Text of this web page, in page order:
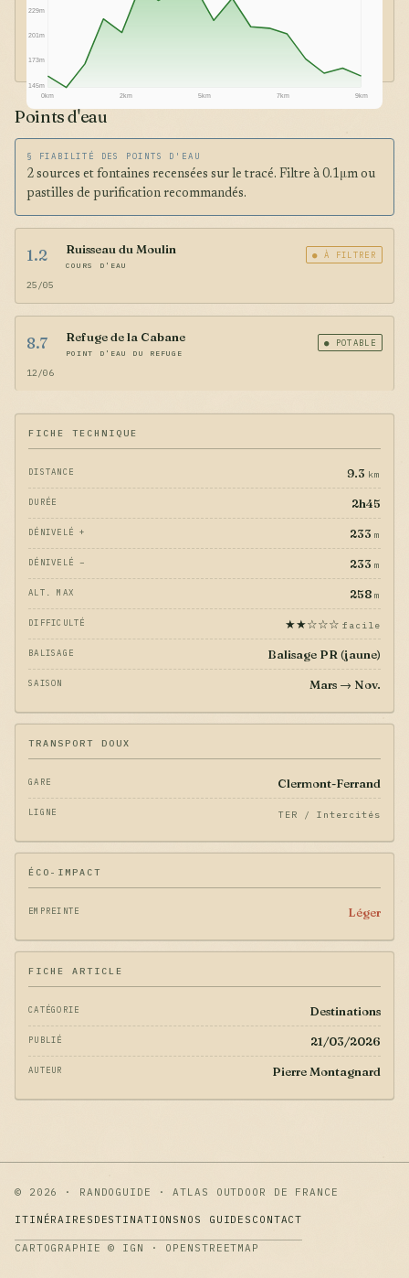
145m
173m
201m
229m
0km 2km 5km 7km 9km
Points d'eau
§ FIABILITÉ DES POINTS D'EAU
2 sources et fontaines recensées sur le tracé. Filtre à 0.1μm ou
pastilles de purification recommandés.
1.2 Ruisseau du Moulin
COURS D'EAU
● À FILTRER
25/05
8.7 Refuge de la Cabane
POINT D'EAU DU REFUGE
● POTABLE
12/06
FICHE TECHNIQUE
DISTANCE 9.3 km
DURÉE 2h45
DÉNIVELÉ + 233 m
DÉNIVELÉ − 233 m
ALT. MAX 258 m
DIFFICULTÉ ★★☆☆☆ facile
BALISAGE Balisage PR (jaune)
SAISON Mars → Nov.
TRANSPORT DOUX
GARE Clermont-Ferrand
LIGNE TER / Intercités
ÉCO-IMPACT
EMPREINTE Léger
FICHE ARTICLE
CATÉGORIE Destinations
PUBLIÉ 21/03/2026
AUTEUR Pierre Montagnard
© 2026 · RANDOGUIDE · ATLAS OUTDOOR DE FRANCE
ITINÉRAIRES DESTINATIONS NOS GUIDES CONTACT
CARTOGRAPHIE © IGN · OPENSTREETMAP